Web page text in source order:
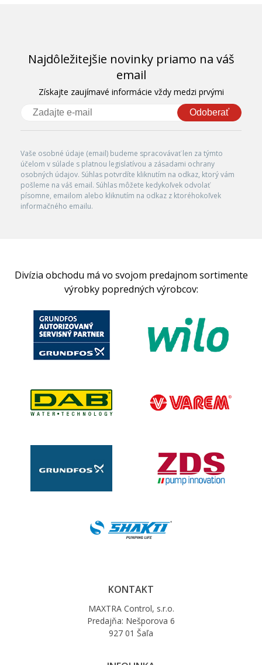
Najdôležitejšie novinky priamo na váš
email
Získajte zaujímavé informácie vždy medzi prvými
Odoberať
Vaše osobné údaje (email) budeme spracovávať len za týmto
účelom v súlade s platnou legislatívou a zásadami ochrany
osobných údajov. Súhlas potvrdíte kliknutím na odkaz, ktorý vám
pošleme na váš email. Súhlas môžete kedykoľvek odvolať
písomne, emailom alebo kliknutím na odkaz z ktoréhokoľvek
informačného emailu.
Divízia obchodu má vo svojom predajnom sortimente
výrobky popredných výrobcov:
KONTAKT
MAXTRA Control, s.r.o.
Predajňa: Nešporova 6
927 01 Šaľa